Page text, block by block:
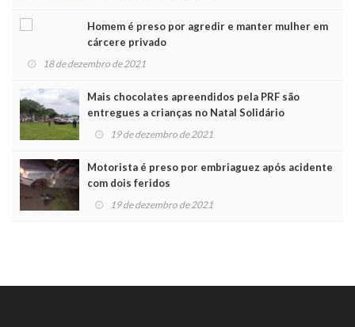
Homem é preso por agredir e manter mulher em
cárcere privado
18 de dezembro de 2021
Mais chocolates apreendidos pela PRF são
entregues a crianças no Natal Solidário
19 de dezembro de 2021
Motorista é preso por embriaguez após acidente
com dois feridos
19 de dezembro de 2021